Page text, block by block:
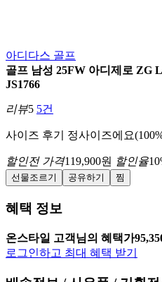
아디다스 골프
골프 남성 25FW 아디제로 ZG
JS1766
리뷰5 5건
사이즈 후기 정사이즈에요
할인전 가격119,900원 할인율10
선물조르기 공유하기 찜
혜택 정보
온스타일 고객님의 혜택가
로그인하고 최대 혜택 받기